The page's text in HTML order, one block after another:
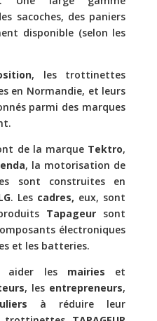
sacoches, des paniers
disponible (selon les
, les trottinettes
en Normandie, et leurs
parmi des marques
de la marque Tektro,
, la motorisation de
sont construites en
. Les cadres, eux, sont
Tapageur sont
électroniques
et les batteries.
aider les mairies et
, les entrepreneurs,
à réduire leur